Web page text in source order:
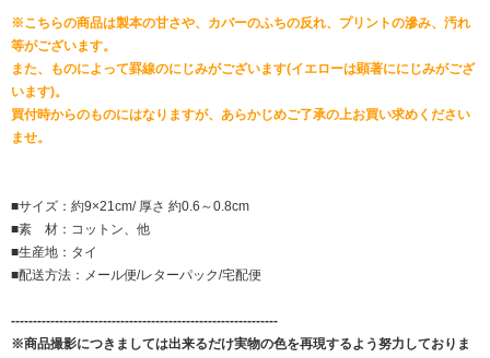
※こちらの商品は製本の甘さや、カバーのふちの反れ、プリントの滲み、汚れ
等がございます。
また、ものによって罫線のにじみがございます(イエローは顕著ににじみがござ
います)。
買付時からのものにはなりますが、あらかじめご了承の上お買い求めください
ませ。
■サイズ：約9×21cm/ 厚さ 約0.6～0.8cm
■素 材：コットン、他
■生産地：タイ
■配送方法：メール便/レターパック/宅配便
-------------------------------------------------------------
※商品撮影につきましては出来るだけ実物の色を再現するよう努力しておりま